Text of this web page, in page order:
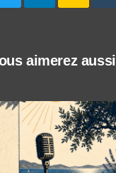
aimerez aussi